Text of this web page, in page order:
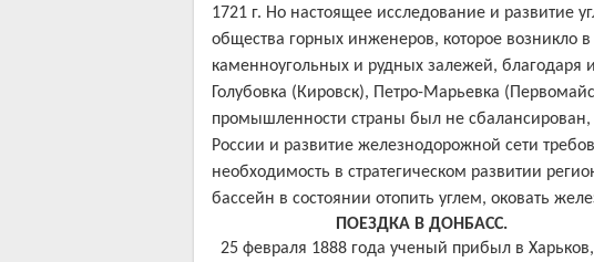
1721 г. Но настоящее исследование и развитие
общества горных инженеров, которое возникло
каменноугольных и рудных залежей, благодаря
Голубовка (Кировск), Петро-Марьевка
промышленности страны был не
России и развитие железнодорожной сети
необходимость в стратегическом развитии
бассейн в состоянии отопить углем, оковать
ПОЕЗДКА В ДОНБАСС.
25 февраля 1888 года ученый прибыл в